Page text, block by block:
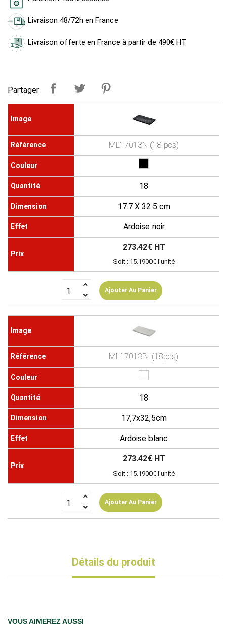
Livraison 48/72h en France
Livraison offerte en France à partir de 490€ HT
Partager
ML17013N (18 pcs)
18
17.7 X 32.5 cm
Ardoise noir
273.42€ HT
Soit : 15.1900€ l'unité
Ajouter Au Panier
ML17013BL(18pcs)
18
17,7x32,5cm
Ardoise blanc
273.42€ HT
Soit : 15.1900€ l'unité
Ajouter Au Panier
Détails du produit
VOUS AIMEREZ AUSSI